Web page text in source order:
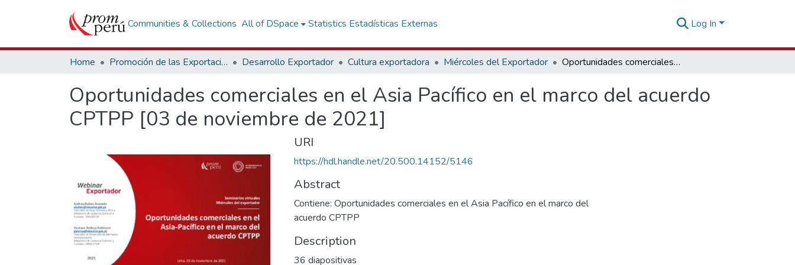
Communities & Collections All of DSpace Statistics Estadísticas Externas Log In
Home Promoción de las Exportaciones Desarrollo Exportador Cultura exportadora Miércoles del Exportador Oportunidades comerciales en el Asia Pacífico en el marco del acuerdo CPTPP [03 de noviembre de 2021]
Oportunidades comerciales en el Asia Pacífico en el marco del acuerdo
CPTPP [03 de noviembre de 2021]
URI
https://hdl.handle.net/20.500.14152/5146
Abstract
Contiene: Oportunidades comerciales en el Asia Pacífico en el marco del
acuerdo CPTPP
Description
36 diapositivas